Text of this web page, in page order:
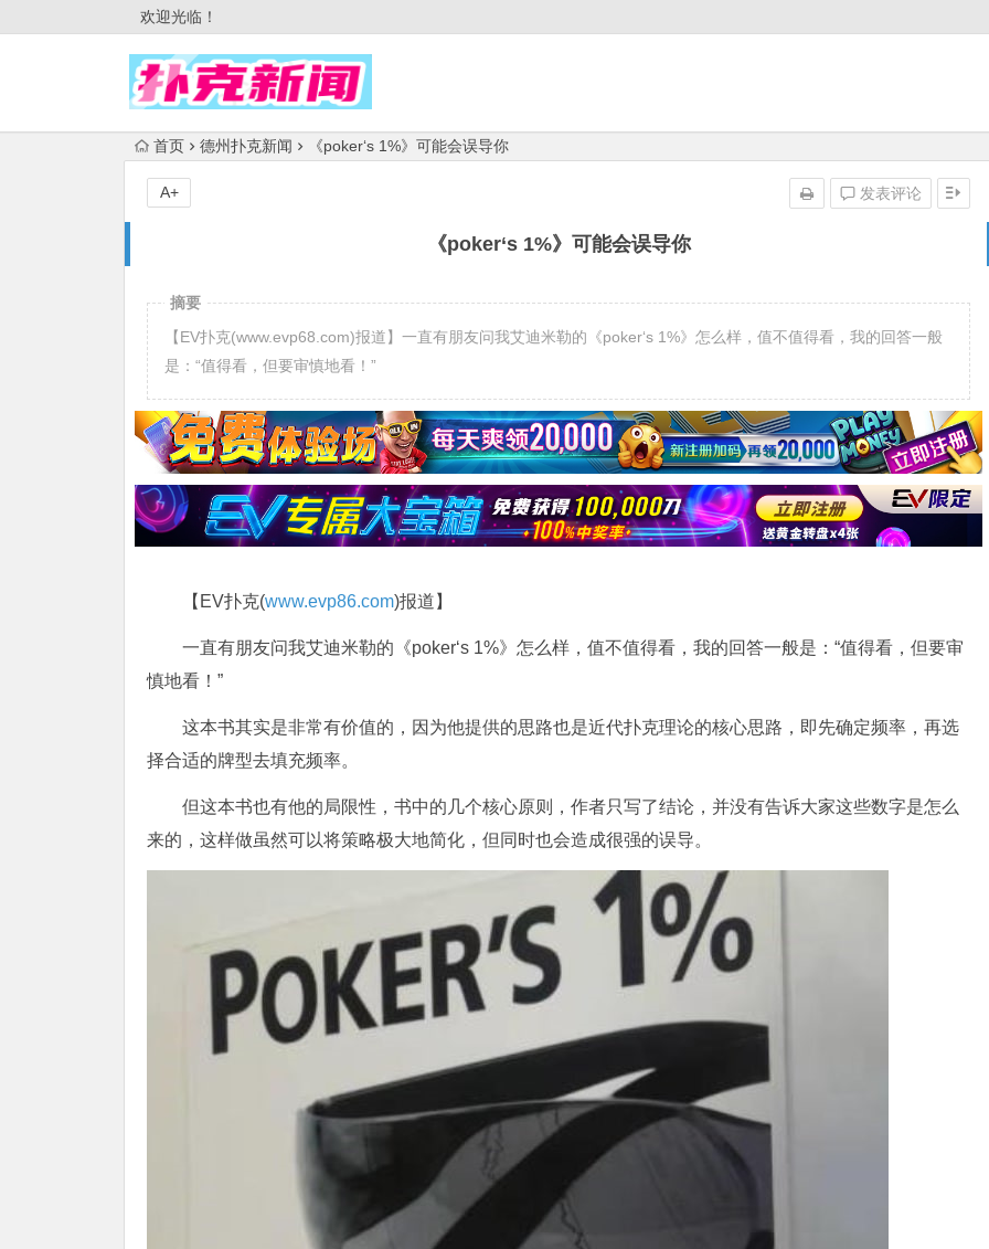
欢迎光临！
首页 德州扑克新闻 《poker‘s 1%》可能会误导你
《poker‘s 1%》可能会误导你
发表评论
A+
摘要
【EV扑克(www.evp68.com)报道】一直有朋友问我艾迪米勒的《poker‘s 1%》怎么样，值不值得看，我的回答一般
是：“值得看，但要审慎地看！”
【EV扑克(www.evp86.com)报道】
一直有朋友问我艾迪米勒的《poker‘s 1%》怎么样，值不值得看，我的回答一般是：“值得看，但要审
慎地看！”
这本书其实是非常有价值的，因为他提供的思路也是近代扑克理论的核心思路，即先确定频率，再选
择合适的牌型去填充频率。
但这本书也有他的局限性，书中的几个核心原则，作者只写了结论，并没有告诉大家这些数字是怎么
来的，这样做虽然可以将策略极大地简化，但同时也会造成很强的误导。